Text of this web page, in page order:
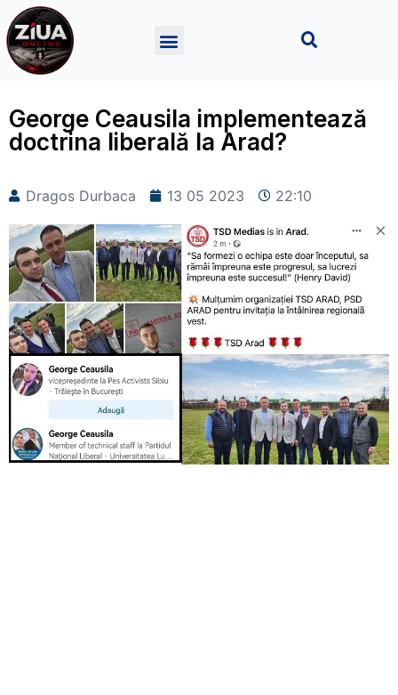
George Ceausila implementează
doctrina liberală la Arad?
Dragos Durbaca 13 05 2023 22:10